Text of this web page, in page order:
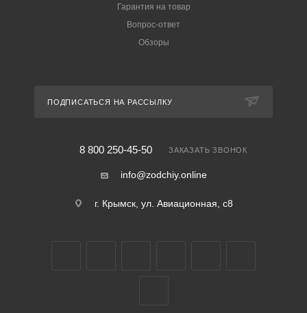
Гарантия на товар
Вопрос-ответ
Обзоры
ПОДПИСАТЬСЯ НА РАССЫЛКУ
8 800 250-45-50 ЗАКАЗАТЬ ЗВОНОК
info@zodchiy.online
г. Крымск, ул. Авиационная, с8